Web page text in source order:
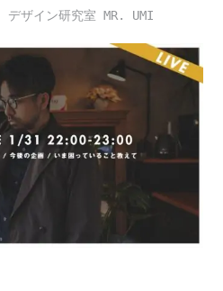
デザイン研究室 MR. UMI